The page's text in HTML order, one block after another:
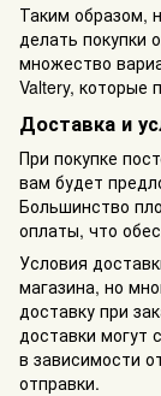
Таким образом,
делать покупки
множество
Valtery, которые
Доставка и
При покупке
вам будет
Большинство
оплаты, что
Условия
магазина, но
доставку при
доставки могут
в зависимости
отправки.